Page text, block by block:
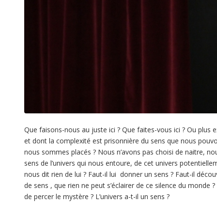
Que faisons-nous au juste ici ? Que faites-vous ici ? Ou
et dont la complexité est prisonnière du sens que nous
nous sommes placés ? Nous n’avons pas choisi de naitre,
sens de l’univers qui nous entoure, de cet univers
nous dit rien de lui ? Faut-il lui donner un sens ? Faut-il
de sens , que rien ne peut s’éclairer de ce silence du monde
de percer le mystère ? L’univers a-t-il un sens ?